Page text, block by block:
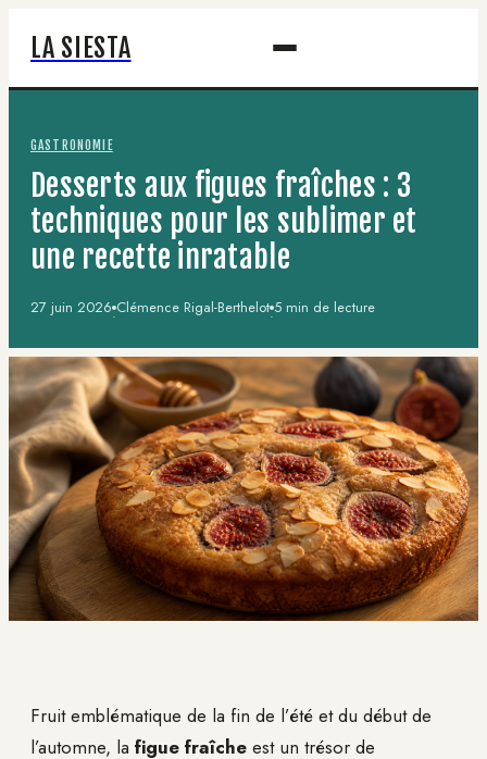
LA SIESTA
GASTRONOMIE
Desserts aux figues fraîches : 3
techniques pour les sublimer et
une recette inratable
27 juin 2026·Clémence Rigal-Berthelot·5 min de lecture
Fruit emblématique de la fin de l’été et du début de
l’automne, la figue fraîche est un trésor de